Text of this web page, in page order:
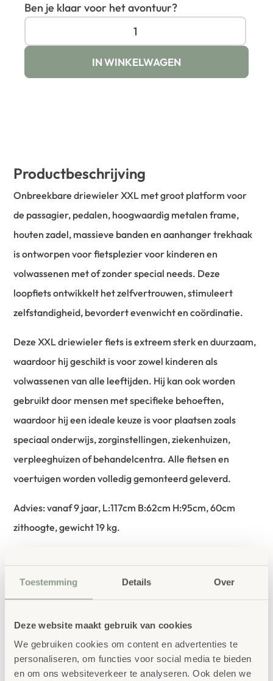
Toestemming Details Over
Deze website maakt gebruik van cookies
We gebruiken cookies om content en advertenties te
personaliseren, om functies voor social media te bieden
en om ons websiteverkeer te analyseren. Ook delen we
Ben je klaar voor het avontuur?
IN WINKELWAGEN
Productbeschrijving
Onbreekbare driewieler XXL met groot platform voor
de passagier, pedalen, hoogwaardig metalen frame,
houten zadel, massieve banden en aanhanger trekhaak
is ontworpen voor fietsplezier voor kinderen en
volwassenen met of zonder special needs. Deze
loopfiets ontwikkelt het zelfvertrouwen, stimuleert
zelfstandigheid, bevordert evenwicht en coördinatie.
Deze XXL driewieler fiets is extreem sterk en duurzaam,
waardoor hij geschikt is voor zowel kinderen als
volwassenen van alle leeftijden. Hij kan ook worden
gebruikt door mensen met specifieke behoeften,
waardoor hij een ideale keuze is voor plaatsen zoals
speciaal onderwijs, zorginstellingen, ziekenhuizen,
verpleeghuizen of behandelcentra. Alle fietsen en
voertuigen worden volledig gemonteerd geleverd.
Advies: vanaf 9 jaar, L:117cm B:62cm H:95cm, 60cm
zithoogte, gewicht 19 kg.
harmonieus samenwerken om het evenwicht te
bewaren. De fietser op een fiets waarbij de pedalen aan
wendbaarheid.